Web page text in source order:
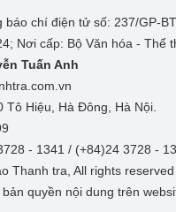
báo chí điện tử số: 237/GP-
Nơi cấp: Bộ Văn hóa - Thể
Tuấn Anh
Tô Hiệu, Hà Đông, Hà Nội.
- 1341 / (+84)24 3728 -
Thanh tra, All rights reserved
quyền nội dung trên